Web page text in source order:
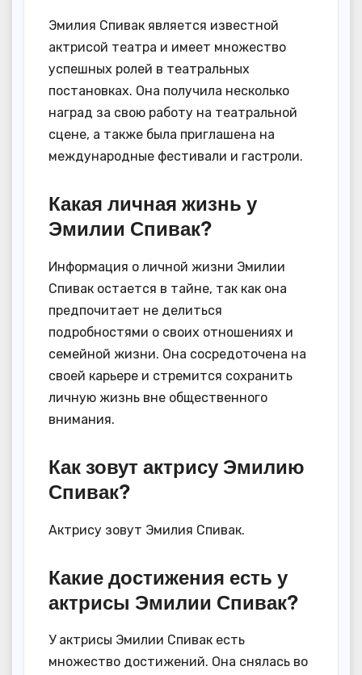
Эмилия Спивак является известной
актрисой театра и имеет множество
успешных ролей в театральных
постановках. Она получила несколько
наград за свою работу на театральной
сцене, а также была приглашена на
международные фестивали и гастроли.
Какая личная жизнь у
Эмилии Спивак?
Информация о личной жизни Эмилии
Спивак остается в тайне, так как она
предпочитает не делиться
подробностями о своих отношениях и
семейной жизни. Она сосредоточена на
своей карьере и стремится сохранить
личную жизнь вне общественного
внимания.
Как зовут актрису Эмилию
Спивак?
Актрису зовут Эмилия Спивак.
Какие достижения есть у
актрисы Эмилии Спивак?
У актрисы Эмилии Спивак есть
множество достижений. Она снялась во